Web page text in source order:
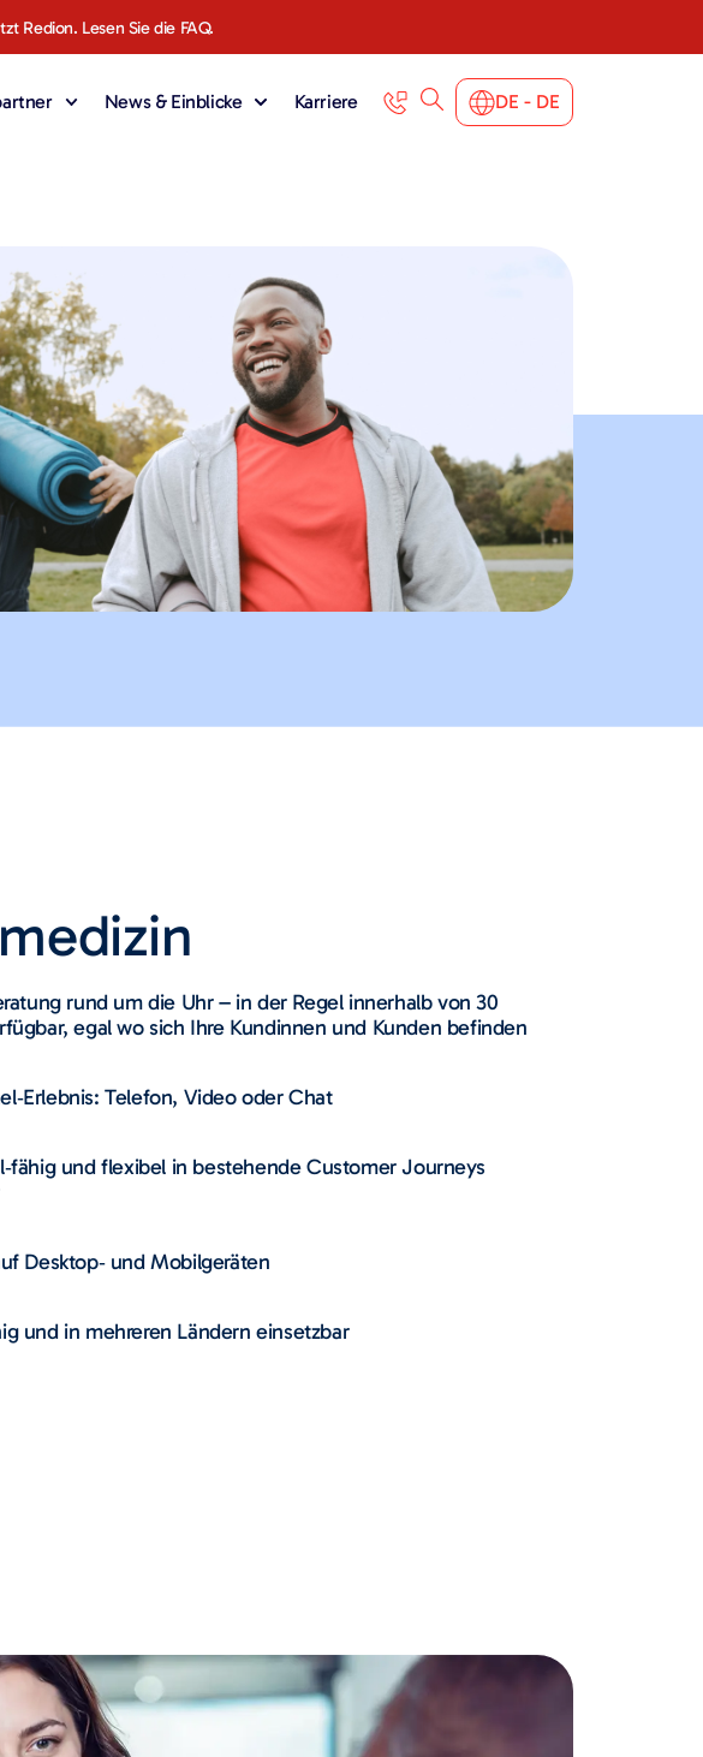
Redion. Lesen Sie die FAQ.
News & Einblicke Karriere DE - DE
rund um die Uhr – in der Regel innerhalb von 30
egal wo sich Ihre Kundinnen und Kunden befinden
Telefon, Video oder Chat
und flexibel in bestehende Customer Journeys
Desktop‑ und Mobilgeräten
und in mehreren Ländern einsetzbar